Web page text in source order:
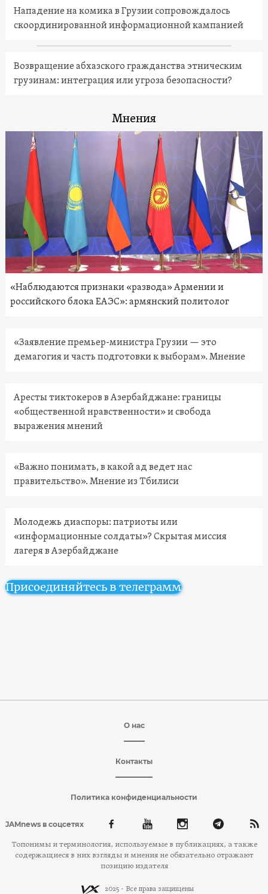
Нападение на комика в Грузии сопровождалось
скоординированной информационной кампанией
Возвращение абхазского гражданства этническим
грузинам: интеграция или угроза безопасности?
Мнения
«Наблюдаются признаки «развода» Армении и
российского блока ЕАЭС»: армянский политолог
«Заявление премьер-министра Грузии — это
демагогия и часть подготовки к выборам». Мнение
Аресты тиктокеров в Азербайджане: границы
«общественной нравственности» и свобода
выражения мнений
«Важно понимать, в какой ад ведет нас
правительство». Мнение из Тбилиси
Молодежь диаспоры: патриоты или
«информационные солдаты»? Скрытая миссия
лагеря в Азербайджане
Присоединяйтесь в телеграмм
О нас
Контакты
Политика конфиденциальности
JAMnews в соцсетях
Топонимы и терминология, используемые в публикациях, а также
содержащиеся в них взгляды и мнения не обязательно отражают
позицию издателя
2025 - Все права защищены